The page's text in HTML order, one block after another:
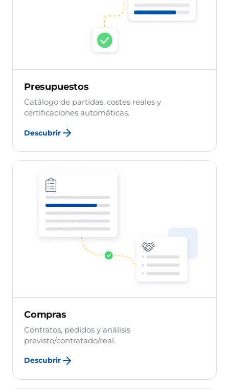
Presupuestos
Catálogo de partidas, costes reales y
certificaciones automáticas.
Descubrir
Compras
Contratos, pedidos y análisis
previsto/contratado/real.
Descubrir